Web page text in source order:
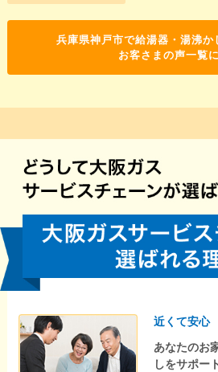
兵庫県神戸市で給湯器・湯沸か
お客さまの声一覧
近くて安心
あなたのお
しをサポー